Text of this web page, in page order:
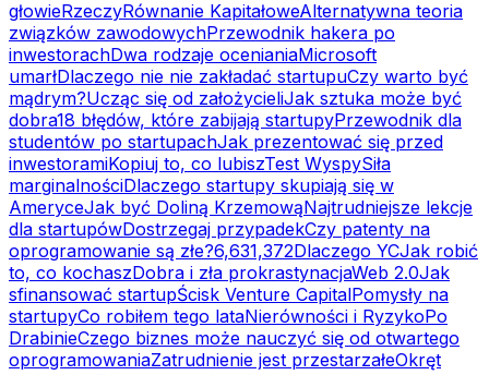
głowieRzeczyRównanie KapitałoweAlternatywna teoria
związków zawodowychPrzewodnik hakera po
inwestorachDwa rodzaje ocenianiaMicrosoft
umarłDlaczego nie nie zakładać startupuCzy warto być
mądrym?Ucząc się od założycieliJak sztuka może być
dobra18 błędów, które zabijają startupyPrzewodnik dla
studentów po startupachJak prezentować się przed
inwestoramiKopiuj to, co lubiszTest WyspySiła
marginalnościDlaczego startupy skupiają się w
AmeryceJak być Doliną KrzemowąNajtrudniejsze lekcje
dla startupówDostrzegaj przypadekCzy patenty na
oprogramowanie są złe?6,631,372Dlaczego YCJak robić
to, co kochaszDobra i zła prokrastynacjaWeb 2.0Jak
sfinansować startupŚcisk Venture CapitalPomysły na
startupyCo robiłem tego lataNierówności i RyzykoPo
DrabinieCzego biznes może nauczyć się od otwartego
oprogramowaniaZatrudnienie jest przestarzałeOkręt